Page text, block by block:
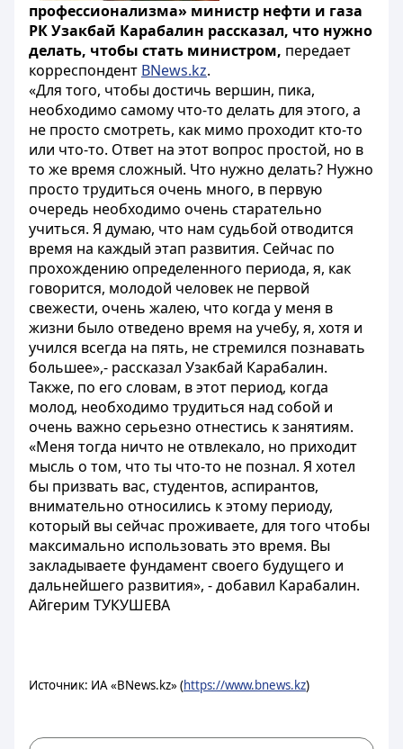
профессионализма» министр нефти и газа
РК Узакбай Карабалин рассказал, что нужно
делать, чтобы стать министром, передает
корреспондент BNews.kz.
«Для того, чтобы достичь вершин, пика,
необходимо самому что-то делать для этого, а
не просто смотреть, как мимо проходит кто-то
или что-то. Ответ на этот вопрос простой, но в
то же время сложный. Что нужно делать? Нужно
просто трудиться очень много, в первую
очередь необходимо очень старательно
учиться. Я думаю, что нам судьбой отводится
время на каждый этап развития. Сейчас по
прохождению определенного периода, я, как
говорится, молодой человек не первой
свежести, очень жалею, что когда у меня в
жизни было отведено время на учебу, я, хотя и
учился всегда на пять, не стремился познавать
большее»,- рассказал Узакбай Карабалин.
Также, по его словам, в этот период, когда
молод, необходимо трудиться над собой и
очень важно серьезно отнестись к занятиям.
«Меня тогда ничто не отвлекало, но приходит
мысль о том, что ты что-то не познал. Я хотел
бы призвать вас, студентов, аспирантов,
внимательно относились к этому периоду,
который вы сейчас проживаете, для того чтобы
максимально использовать это время. Вы
закладываете фундамент своего будущего и
дальнейшего развития», - добавил Карабалин.
Айгерим ТУКУШЕВА
Источник: ИА «BNews.kz» (https://www.bnews.kz)